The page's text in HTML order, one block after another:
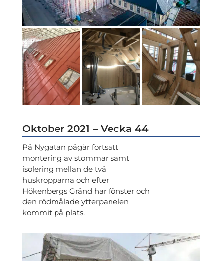
Oktober 2021 – Vecka 44
På Nygatan pågår fortsatt
montering av stommar samt
isolering mellan de två
huskropparna och efter
Hökenbergs Gränd har fönster och
den rödmålade ytterpanelen
kommit på plats.